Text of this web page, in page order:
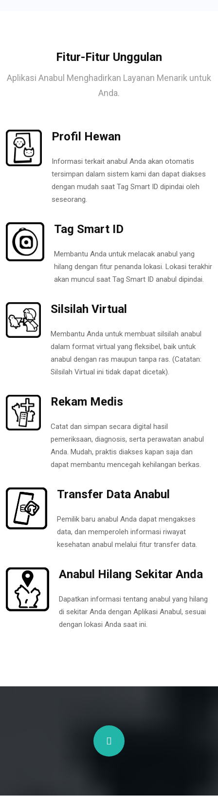
Fitur-Fitur Unggulan
Aplikasi Anabul Menghadirkan Layanan Menarik untuk
Anda.
Profil Hewan
Informasi terkait anabul Anda akan otomatis
tersimpan dalam sistem kami dan dapat diakses
dengan mudah saat Tag Smart ID dipindai oleh
seseorang.
Tag Smart ID
Membantu Anda untuk melacak anabul yang
hilang dengan fitur penanda lokasi. Lokasi terakhir
akan muncul saat Tag Smart ID anabul dipindai.
Silsilah Virtual
Membantu Anda untuk membuat silsilah anabul
dalam format virtual yang fleksibel, baik untuk
anabul dengan ras maupun tanpa ras. (Catatan:
Silsilah Virtual ini tidak dapat dicetak).
Rekam Medis
Catat dan simpan secara digital hasil
pemeriksaan, diagnosis, serta perawatan anabul
Anda. Mudah, praktis diakses kapan saja dan
dapat membantu mencegah kehilangan berkas.
Transfer Data Anabul
Pemilik baru anabul Anda dapat mengakses
data, dan memperoleh informasi riwayat
kesehatan anabul melalui fitur transfer data.
Anabul Hilang Sekitar Anda
Dapatkan informasi tentang anabul yang hilang
di sekitar Anda dengan Aplikasi Anabul, sesuai
dengan lokasi Anda saat ini.